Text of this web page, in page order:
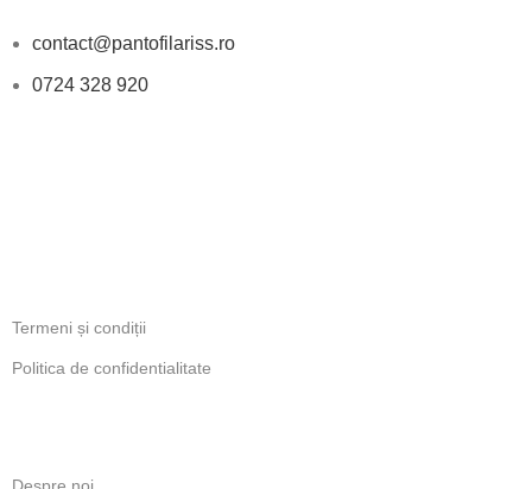
contact@pantofilariss.ro
0724 328 920
Termeni și condiții
Politica de confidentialitate